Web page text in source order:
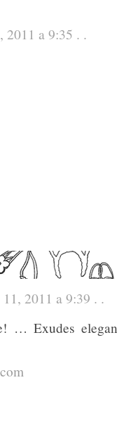
2011 a 9:35 . .
2011 a 9:39 . .
… Exudes